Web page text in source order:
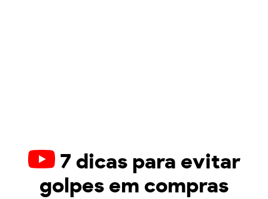
7 dicas para evitar
golpes em compras